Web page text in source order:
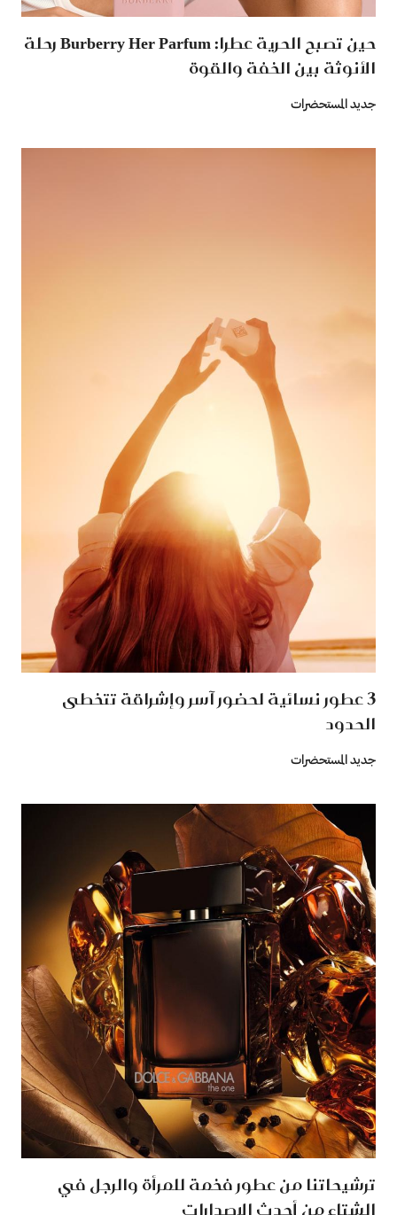
حين تصبح الحرية عطرا: Burberry Her Parfum رحلة
الأنوثة بين الخفة والقوة
جديد المستحضرات
3 عطور نسائية لحضور آسر وإشراقة تتخطى
الحدود
جديد المستحضرات
ترشيحاتنا من عطور فخمة للمرأة والرجل في